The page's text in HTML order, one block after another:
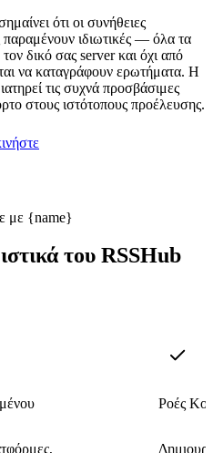
ότι οι συνήθειες
ιδιωτικές — όλα τα
δικό σας server και όχι από
να καταγράφουν ερωτήματα. Η
τις συχνά προσβάσιμες
στους ιστότοπους προέλευσης.
του RSSHub
Ροές